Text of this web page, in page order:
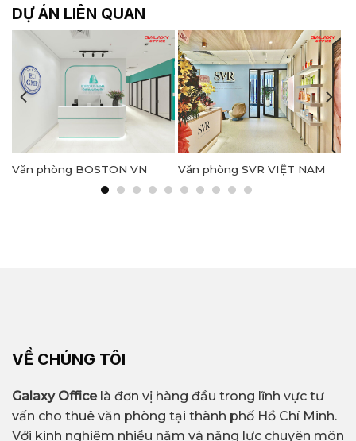
DỰ ÁN LIÊN QUAN
Văn phòng BOSTON VN Văn phòng SVR VIỆT NAM
VỀ CHÚNG TÔI
Galaxy Officelà đơn vị hàng đầu trong lĩnh vực tư
vấn cho thuê văn phòng tại thành phố Hồ Chí Minh.
Với kinh nghiệm nhiều năm và năng lực chuyên môn